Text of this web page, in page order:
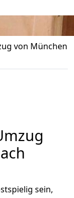
von München
sein,